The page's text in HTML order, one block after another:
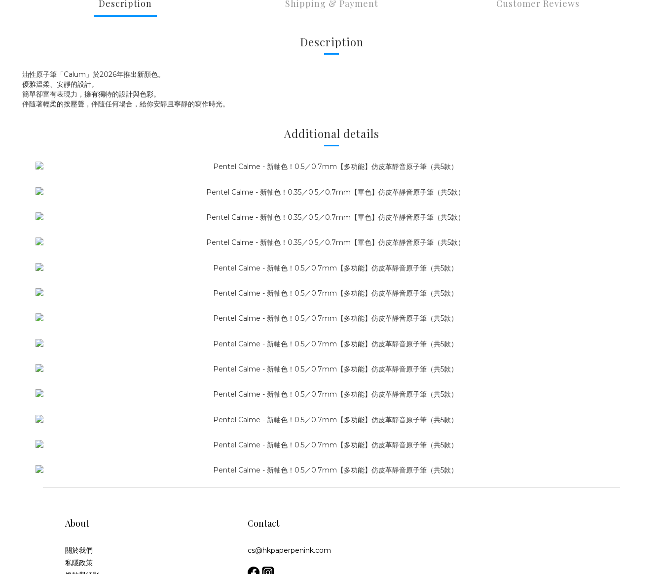
Description Shipping & Payment Customer Reviews
Description
油性原子筆「Calum」於2026年推出新顏色。
優雅溫柔、安靜的設計。
簡單卻富有表現力，擁有獨特的設計與色彩。
伴隨著輕柔的按壓聲，伴隨任何場合，給你安靜且寧靜的寫作時光。
Additional details
About
關於我們
私隱政策
Contact
cs@hkpaperpenink.com